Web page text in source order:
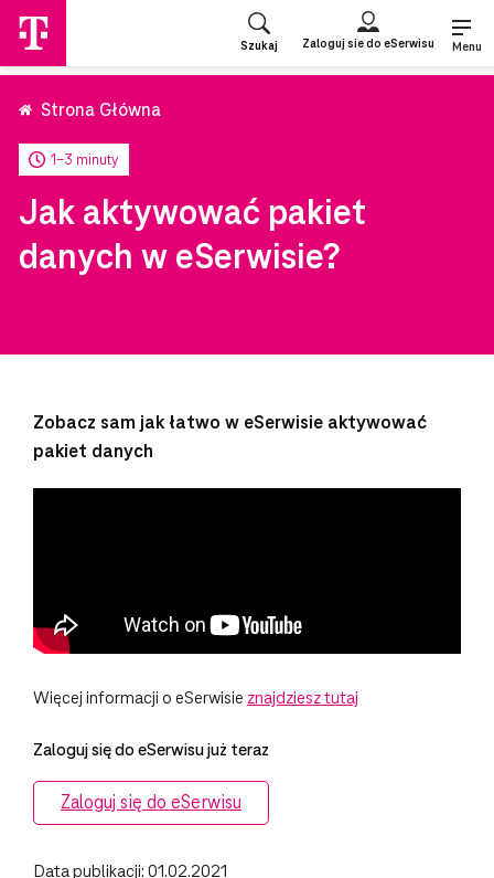
strony
głównej
Szukaj Zaloguj sie do eSerwisu Menu
Strona Główna
1-3 minuty
Jak aktywować pakiet
danych w eSerwisie?
Zobacz sam jak łatwo w eSerwisie aktywować
pakiet danych
Więcej informacji o eSerwisie znajdziesz tutaj
Zaloguj się do eSerwisu już teraz
Zaloguj się do eSerwisu
Data publikacji: 01.02.2021